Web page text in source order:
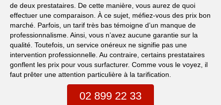
de deux prestataires. De cette manière, vous aurez de quoi
effectuer une comparaison. À ce sujet, méfiez-vous des prix bon
marché. Parfois, un tarif très bas témoigne d’un manque de
professionnalisme. Ainsi, vous n’avez aucune garantie sur la
qualité. Toutefois, un service onéreux ne signifie pas une
intervention professionnelle. Au contraire, certains prestataires
gonflent les prix pour vous surfacturer. Comme vous le voyez, il
faut prêter une attention particulière à la tarification.
02 899 22 33